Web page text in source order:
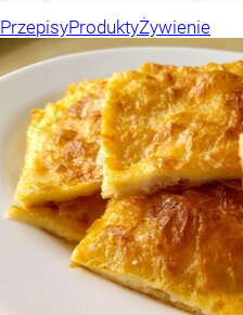
PrzepisyProduktyŻywienie